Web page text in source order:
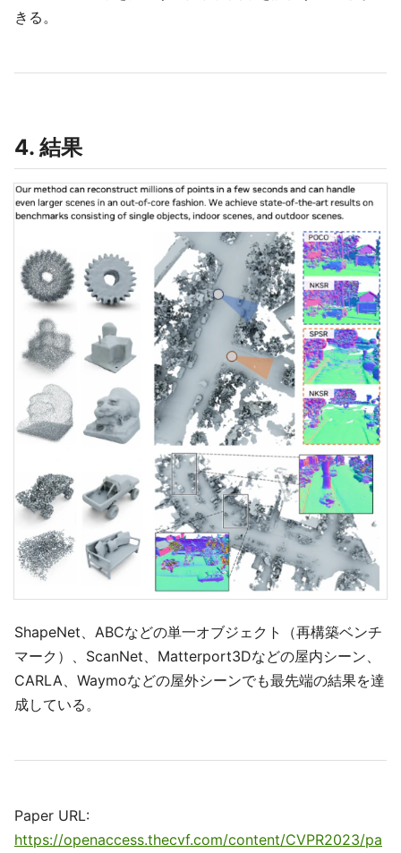
きる。
4. 結果
ShapeNet、ABCなどの単一オブジェクト（再構築ベンチ
マーク）、ScanNet、Matterport3Dなどの屋内シーン、
CARLA、Waymoなどの屋外シーンでも最先端の結果を達
成している。
Paper URL:
https://openaccess.thecvf.com/content/CVPR2023/pa